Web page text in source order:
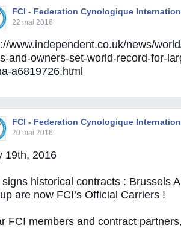
FCI - Federation Cynologique
22 mai 2016
www.independent.co.uk/news/
and-owners-set-world-record-for-
a6819726.html
FCI - Federation Cynologique
20 mai 2016
19th, 2016
signs historical contracts : Brussels
are now FCI’s Official Carriers !
FCI members and contract